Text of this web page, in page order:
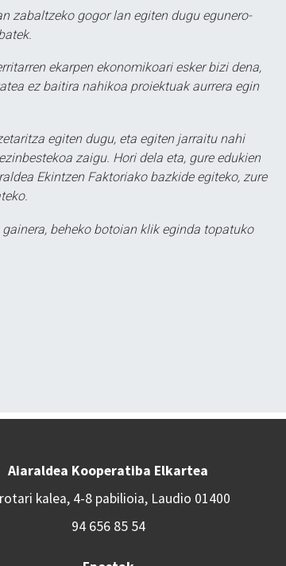
zabaltzeko gogor lan egiten dugu egunero-
ekarpen ekonomikoari esker bizi dena,
ez baitira nahikoa proiektuak aurrera egin
egiten dugu, eta egiten jarraitu nahi
zaigu. Hori dela eta, gure edukien
Ekintzen Faktoriako bazkide egiteko, zure
beheko botoian klik eginda topatuko
Aiaraldea Kooperatiba Elkartea
kalea, 4-8 pabilioia, Laudio 01400
94 656 85 54